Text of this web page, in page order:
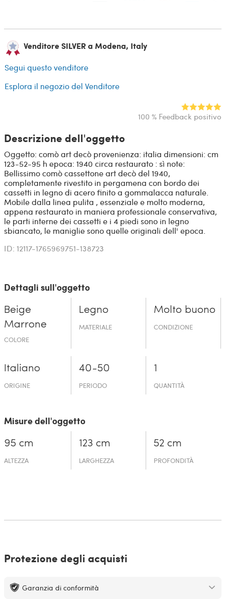
Venditore SILVER a Modena, Italy
Segui questo venditore
Esplora il negozio del Venditore
100 % Feedback positivo
Descrizione dell'oggetto
Oggetto: comò art decò provenienza: italia dimensioni: cm
123-52-95 h epoca: 1940 circa restaurato : sì note:
Bellissimo comò cassettone art decò del 1940,
completamente rivestito in pergamena con bordo dei
cassetti in legno di acero finito a gommalacca naturale.
Mobile dalla linea pulita , essenziale e molto moderna,
appena restaurato in maniera professionale conservativa,
le parti interne dei cassetti e i 4 piedi sono in legno
sbiancato, le maniglie sono quelle originali dell' epoca.
ID: 12117-1765969751-138723
Dettagli sull'oggetto
Beige
Marrone
COLORE
Legno
MATERIALE
Molto buono
CONDIZIONE
Italiano
ORIGINE
40-50
PERIODO
1
QUANTITÀ
Misure dell'oggetto
95 cm
ALTEZZA
123 cm
LARGHEZZA
52 cm
PROFONDITÀ
Protezione degli acquisti
Garanzia di conformità